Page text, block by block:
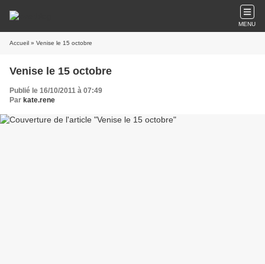
MENU
Accueil » Venise le 15 octobre
Venise le 15 octobre
Publié le 16/10/2011 à 07:49
Par kate.rene